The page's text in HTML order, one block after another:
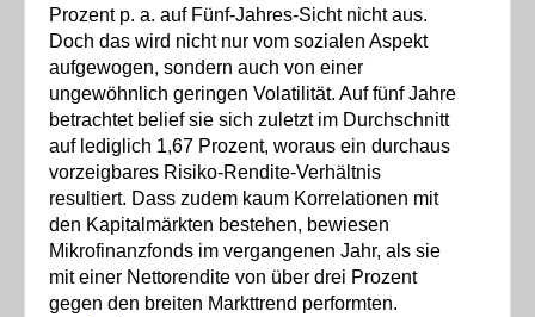
Prozent p. a. auf Fünf-Jahres-Sicht nicht aus.
Doch das wird nicht nur vom sozialen Aspekt
aufgewogen, sondern auch von einer
ungewöhnlich geringen Volatilität. Auf fünf Jahre
betrachtet belief sie sich zuletzt im Durchschnitt
auf lediglich 1,67 Prozent, woraus ein durchaus
vorzeigbares Risiko-Rendite-Verhältnis
resultiert. Dass zudem kaum Korrelationen mit
den Kapitalmärkten bestehen, bewiesen
Mikrofinanzfonds im vergangenen Jahr, als sie
mit einer Nettorendite von über drei Prozent
gegen den breiten Markttrend performten.